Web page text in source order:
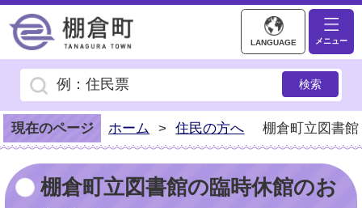
棚倉町ホームページ
LANGUAGE メニュー
現在のページ ホーム > 住民の方へ 棚倉町立図書
棚倉町立図書館の臨時休館のお